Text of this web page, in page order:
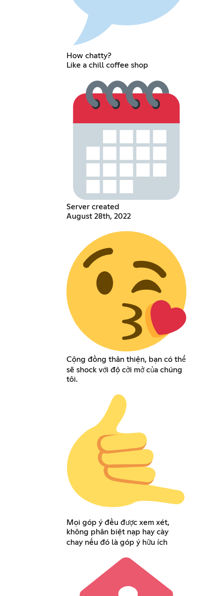
How chatty?
Like a chill coffee shop
Server created
August 28th, 2022
Cộng đồng thân thiện, bạn có thể
sẽ shock với độ cởi mở của chúng
tôi.
Mọi góp ý đều được xem xét,
không phân biệt nạp hay cày
chay nếu đó là góp ý hữu ích